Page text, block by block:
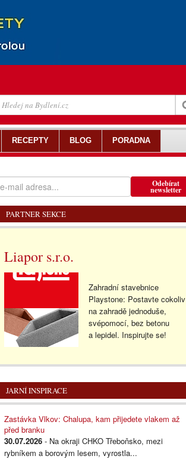
Odebírat
newsletter
PARTNER SEKCE
Liapor s.r.o.
Zahradní stavebnice
Playstone: Postavte cokoliv
na zahradě jednoduše,
svépomocí, bez betonu
a lepidel. Inspirujte se!
JARNÍ INSPIRACE
Zastávka Vlkov: Chalupa, kam přijedete vlakem až
před branku
30.07.2026 - Na okraji CHKO Třeboňsko, mezi
rybníkem a borovým lesem, vyrostla...
RECEPTY BLOG PORADNA